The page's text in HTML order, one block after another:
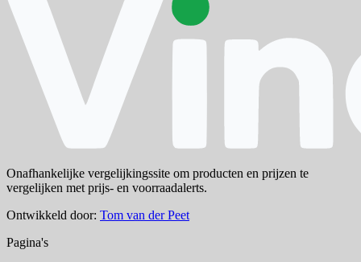
Onafhankelijke vergelijkingssite om producten en prijzen te
vergelijken met prijs- en voorraadalerts.
Ontwikkeld door: Tom van der Peet
Pagina's